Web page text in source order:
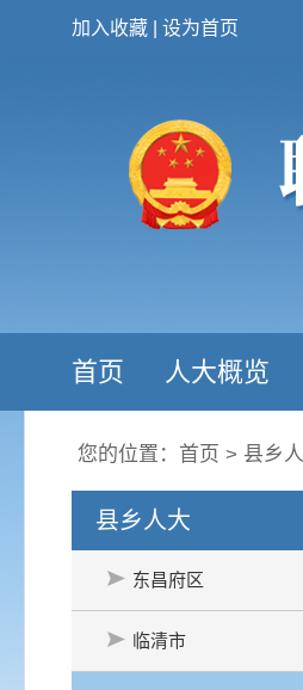
加入收藏 设为首页
首页 人大概览
您的位置： 首页 > 县乡
县乡人大
东昌府区
临清市